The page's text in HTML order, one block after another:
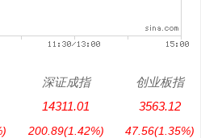
深证成指
14311.01
200.89(1.42%)
创业板指
3563.12
47.56(1.35%)